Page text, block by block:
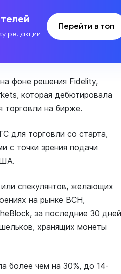
редакции
Перейти в топ
на фоне решения Fidelity,
которая дебютировала
торговли на бирже.
для торговли со старта,
с точки зрения подачи
спекулянтов, желающих
на рынке BCH,
за последние 30 дней
хранящих монеты
более чем на 30%, до 14-